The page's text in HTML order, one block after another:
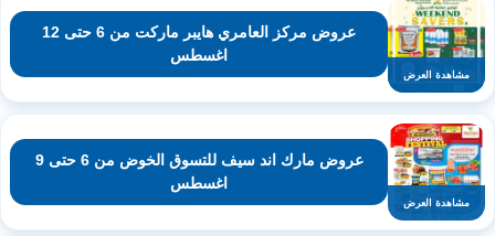
مشاهدة العرض
عروض مركز العامري هايبر ماركت من 6 حتى 12
اغسطس
مشاهدة العرض
عروض مارك اند سيف للتسوق الخوض من 6 حتى 9
اغسطس